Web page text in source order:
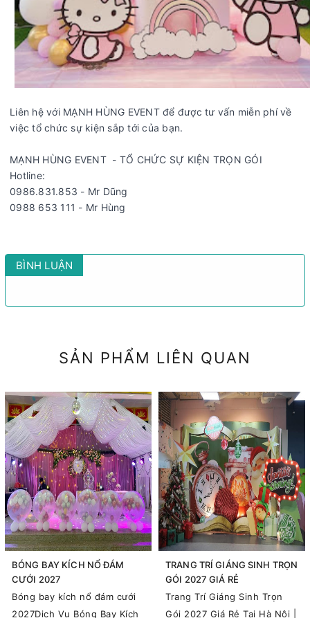
Liên hệ với MẠNH HÙNG EVENT để được tư vấn miễn phí về
việc tổ chức sự kiện sắp tới của bạn.
MẠNH HÙNG EVENT - TỔ CHỨC SỰ KIỆN TRỌN GÓI
Hotline:
0986.831.853 - Mr Dũng
0988 653 111 - Mr Hùng
BÌNH LUẬN
SẢN PHẨM LIÊN QUAN
BÓNG BAY KÍCH NỔ ĐÁM
CƯỚI 2027
Bóng bay kích nổ đám cưới
2027Dịch Vụ Bóng Bay Kích
TRANG TRÍ GIÁNG SINH TRỌN
GÓI 2027 GIÁ RẺ
Trang Trí Giáng Sinh Trọn
Gói 2027 Giá Rẻ Tại Hà Nội |